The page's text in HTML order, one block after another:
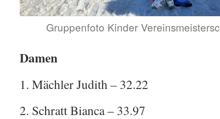
Gruppenfoto Kinder
Damen
1. Mächler Judith – 32.22
2. Schratt Bianca – 33.97